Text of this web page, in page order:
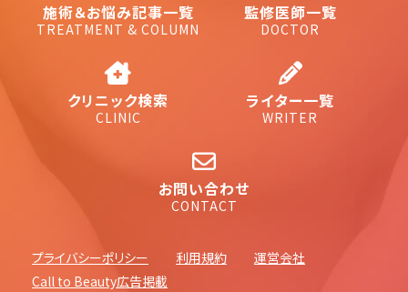
施術＆お悩み記事一覧
TREATMENT & COLUMN
監修医師一覧
DOCTOR
クリニック検索
CLINIC
ライター一覧
WRITER
お問い合わせ
CONTACT
プライバシーポリシー 利用規約
運営会社
Call to Beauty広告掲載